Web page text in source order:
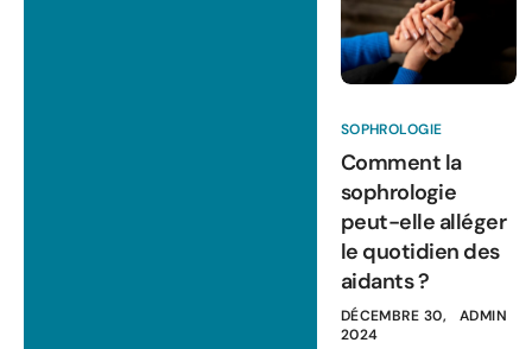
SOPHROLOGIE
Comment la
sophrologie
peut-elle alléger
le quotidien des
aidants ?
DÉCEMBRE 30,
2024
ADMIN